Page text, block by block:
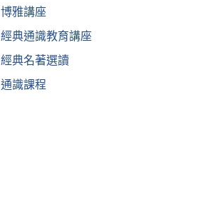
博雅講座
經典通識教育講座
經典名著選讀
通識課程